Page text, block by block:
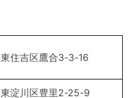
東住吉区鷹合3-3-16
東淀川区豊里2-25-9